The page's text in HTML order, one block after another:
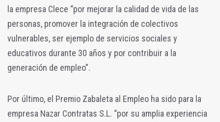
la empresa Clece “por mejorar la calidad de vida de las
personas, promover la integración de colectivos
vulnerables, ser ejemplo de servicios sociales y
educativos durante 30 años y por contribuir a la
generación de empleo”.
Por último, el Premio Zabaleta al Empleo ha sido para la
empresa Nazar Contratas S.L. “por su amplia experiencia